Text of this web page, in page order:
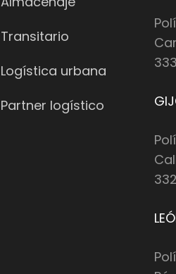
Transitario
Logística urbana
Partner logístico